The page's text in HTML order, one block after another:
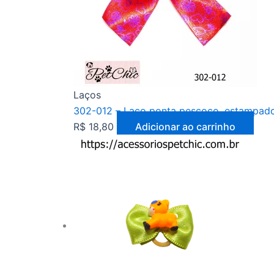
Laços
302-012 – Laço ponta pescoço,
R$ 18,80 Adicionar ao carrinho